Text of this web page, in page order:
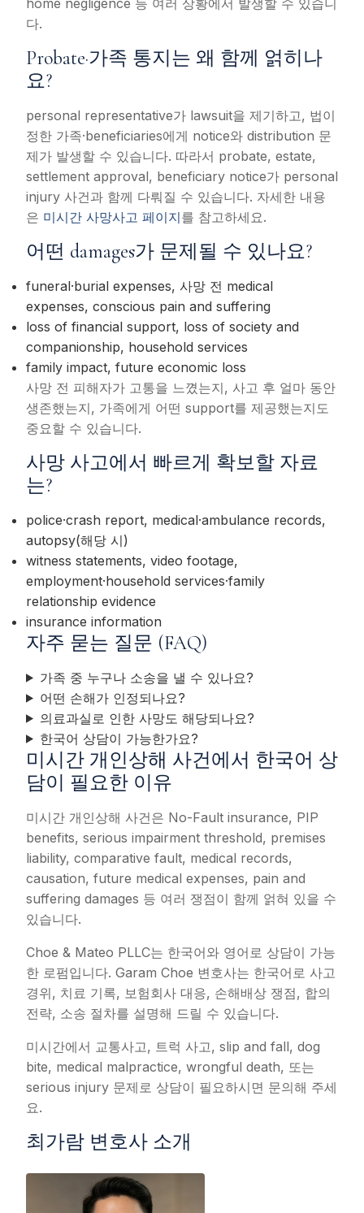
다.
Probate·가족 통지는 왜 함께 얽히나
요?
personal representative가 lawsuit을 제기하고, 법이
정한 가족·beneficiaries에게 notice와 distribution 문
제가 발생할 수 있습니다. 따라서 probate, estate,
settlement approval, beneficiary notice가 personal
injury 사건과 함께 다뤄질 수 있습니다. 자세한 내용
은 미시간 사망사고 페이지를 참고하세요.
어떤 damages가 문제될 수 있나요?
funeral·burial expenses, 사망 전 medical
expenses, conscious pain and suffering
loss of financial support, loss of society and
companionship, household services
family impact, future economic loss
사망 전 피해자가 고통을 느꼈는지, 사고 후 얼마 동안
생존했는지, 가족에게 어떤 support를 제공했는지도
중요할 수 있습니다.
사망 사고에서 빠르게 확보할 자료
는?
police·crash report, medical·ambulance records,
autopsy(해당 시)
witness statements, video footage,
employment·household services·family
relationship evidence
insurance information
자주 묻는 질문 (FAQ)
가족 중 누구나 소송을 낼 수 있나요?
어떤 손해가 인정되나요?
의료과실로 인한 사망도 해당되나요?
한국어 상담이 가능한가요?
미시간 개인상해 사건에서 한국어 상
담이 필요한 이유
미시간 개인상해 사건은 No-Fault insurance, PIP
benefits, serious impairment threshold, premises
liability, comparative fault, medical records,
causation, future medical expenses, pain and
suffering damages 등 여러 쟁점이 함께 얽혀 있을 수
있습니다.
Choe & Mateo PLLC는 한국어와 영어로 상담이 가능
한 로펌입니다. Garam Choe 변호사는 한국어로 사고
경위, 치료 기록, 보험회사 대응, 손해배상 쟁점, 합의
전략, 소송 절차를 설명해 드릴 수 있습니다.
미시간에서 교통사고, 트럭 사고, slip and fall, dog
bite, medical malpractice, wrongful death, 또는
serious injury 문제로 상담이 필요하시면 문의해 주세
요.
최가람 변호사 소개